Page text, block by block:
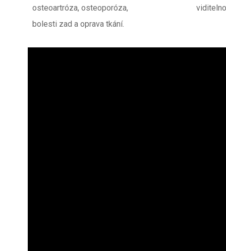
osteoartróza, osteoporóza,
bolesti zad a oprava tkání.